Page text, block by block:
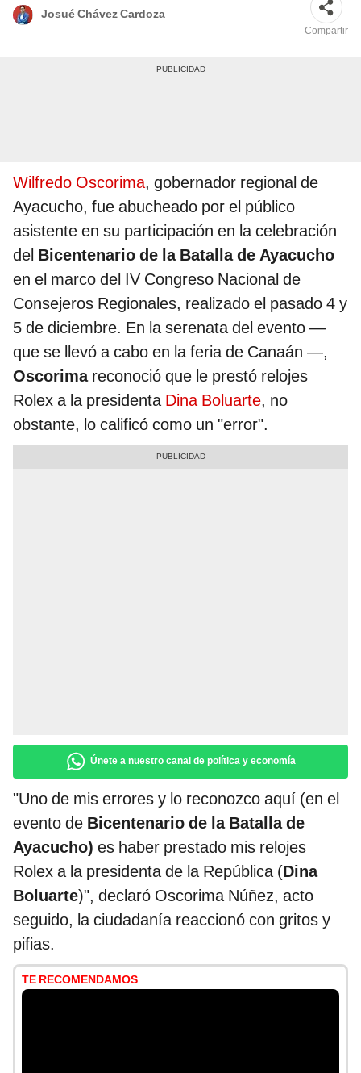
Josué Chávez Cardoza
Compartir
Wilfredo Oscorima, gobernador regional de
Ayacucho, fue abucheado por el público
asistente en su participación en la celebración
del Bicentenario de la Batalla de Ayacucho
en el marco del IV Congreso Nacional de
Consejeros Regionales, realizado el pasado 4 y
5 de diciembre. En la serenata del evento —
que se llevó a cabo en la feria de Canaán —,
Oscorima reconoció que le prestó relojes
Rolex a la presidenta Dina Boluarte, no
obstante, lo calificó como un "error".
Únete a nuestro canal de política y economía
"Uno de mis errores y lo reconozco aquí (en el
evento de Bicentenario de la Batalla de
Ayacucho) es haber prestado mis relojes
Rolex a la presidenta de la República (Dina
Boluarte)", declaró Oscorima Núñez, acto
seguido, la ciudadanía reaccionó con gritos y
pifias.
TE RECOMENDAMOS